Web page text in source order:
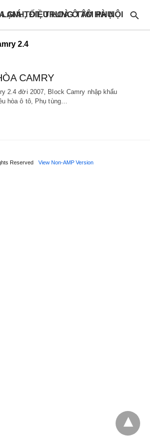
TÂM PHỤ TÙNG ĐIỆN LẠNH, ĐIỀU HOÀ Ô TÔ HÀ NỘI
2.4
CAMRY
2.4 đời 2007, Block Camry nhập khẩu
hòa ô tô, Phụ tùng…
Reserved View Non-AMP Version